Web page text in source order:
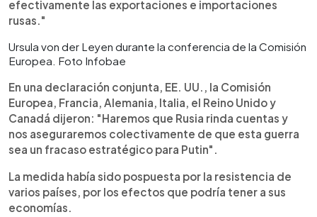
efectivamente las exportaciones e importaciones
rusas."
Ursula von der Leyen durante la conferencia de la Comisión
Europea. Foto Infobae
En una declaración conjunta, EE. UU., la Comisión
Europea, Francia, Alemania, Italia, el Reino Unido y
Canadá dijeron: "Haremos que Rusia rinda cuentas y
nos aseguraremos colectivamente de que esta guerra
sea un fracaso estratégico para Putin".
La medida había sido pospuesta por la resistencia de
varios países, por los efectos que podría tener a sus
economías.